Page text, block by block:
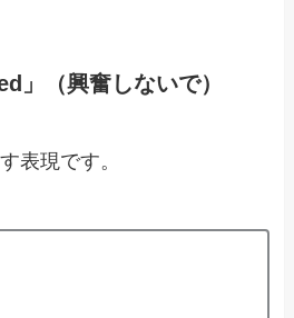
」（興奮しないで）
表現です。